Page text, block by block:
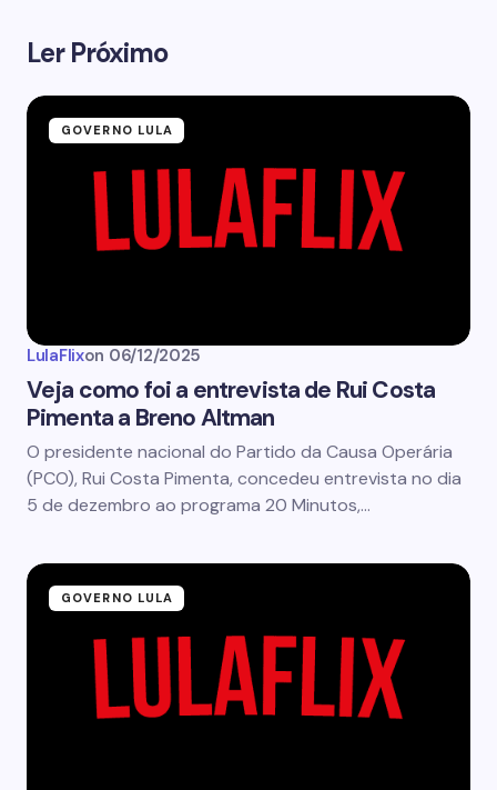
Ler Próximo
GOVERNO LULA
LulaFlixon 06/12/2025
Veja como foi a entrevista de Rui Costa
Pimenta a Breno Altman
O presidente nacional do Partido da Causa Operária
(PCO), Rui Costa Pimenta, concedeu entrevista no dia
5 de dezembro ao programa 20 Minutos,…
GOVERNO LULA